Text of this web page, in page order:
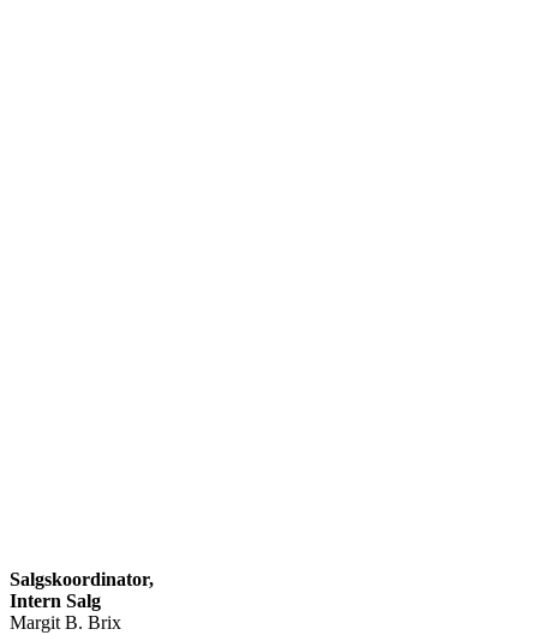
Salgskoordinator,
Intern Salg
Margit B. Brix